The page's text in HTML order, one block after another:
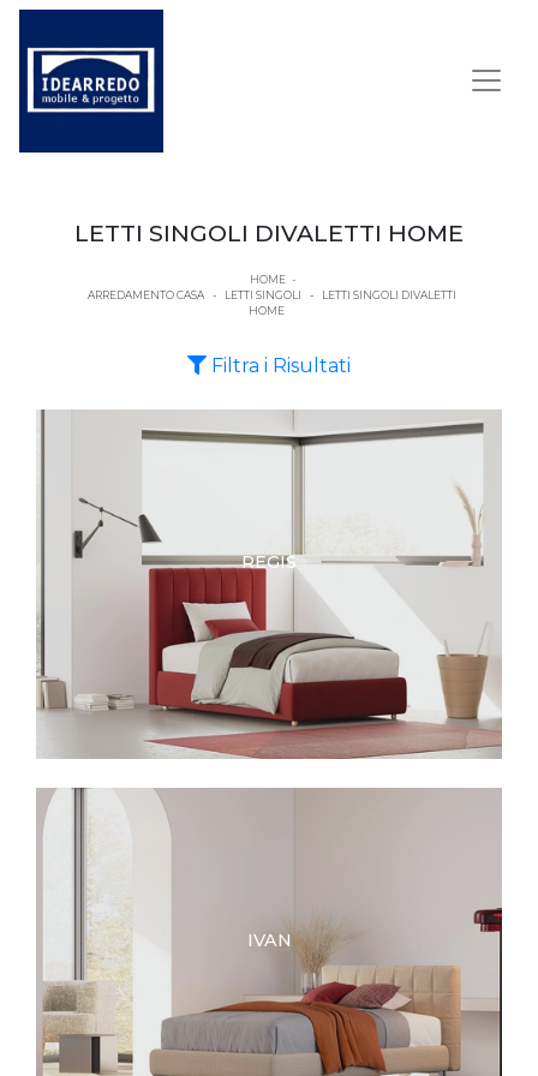
LETTI SINGOLI DIVALETTI HOME
HOME -
ARREDAMENTO CASA
- LETTI SINGOLI -
LETTI SINGOLI DIVALETTI
HOME
Filtra i Risultati
REGIS
IVAN